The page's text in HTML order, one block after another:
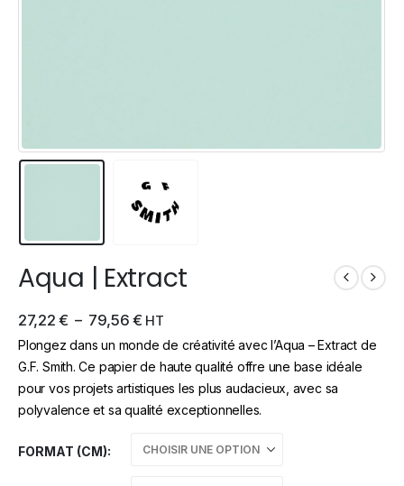
Aqua | Extract
27,22 € – 79,56 € HT
Plongez dans un monde de créativité avec l’Aqua – Extract de
G.F. Smith. Ce papier de haute qualité offre une base idéale
pour vos projets artistiques les plus audacieux, avec sa
polyvalence et sa qualité exceptionnelles.
FORMAT (CM)